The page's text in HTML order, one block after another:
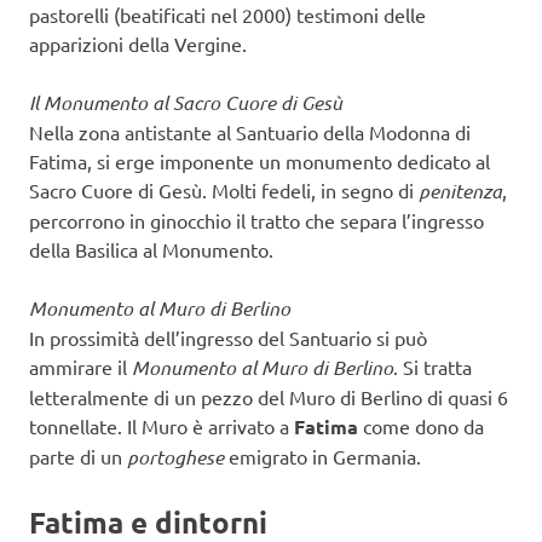
pastorelli (beatificati nel 2000) testimoni delle
apparizioni della Vergine.
Il Monumento al Sacro Cuore di Gesù
Nella zona antistante al Santuario della Modonna di
Fatima, si erge imponente un monumento dedicato al
Sacro Cuore di Gesù. Molti fedeli, in segno di penitenza,
percorrono in ginocchio il tratto che separa l’ingresso
della Basilica al Monumento.
Monumento al Muro di Berlino
In prossimità dell’ingresso del Santuario si può
ammirare il Monumento al Muro di Berlino. Si tratta
letteralmente di un pezzo del Muro di Berlino di quasi 6
tonnellate. Il Muro è arrivato a Fatima come dono da
parte di un portogheseemigrato in Germania.
Fatima e dintorni